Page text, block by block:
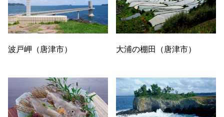
波戸岬（唐津市） 大浦の棚田（唐津市）